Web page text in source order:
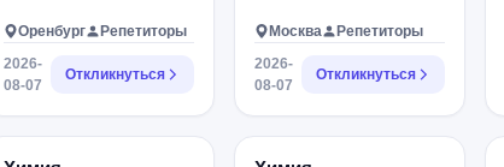
Оренбург
Репетиторы
2026-
08-07
Откликнуться
Москва
Репетиторы
2026-
08-07
Откликнуться